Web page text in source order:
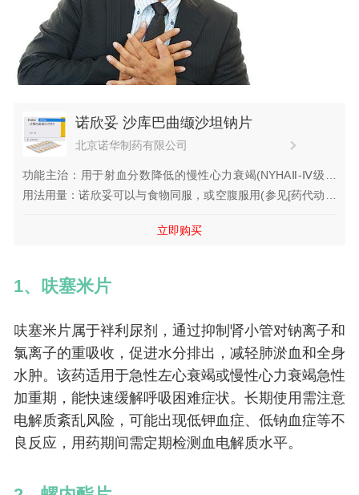
诺欣妥 沙库巴曲缬沙坦钠片
北京诺华制药有限公司
功能主治：用于射血分数降低的慢性心力衰竭(NYHAⅡ-Ⅳ级，
LVEF≤40％)成人患者，降低心血管死亡和心力衰竭住院的风
或血管紧张素Ⅱ受体拮抗剂(ARB)，与其他心力衰竭治疗药物(例
用法用量：诺欣妥可以与食物同服，或空腹服用(参见[药代动力
立即购买
1、呋塞米片
呋塞米片属于袢利尿剂，通过抑制肾小管对钠离子和
氯离子的重吸收，促进水分排出，减轻肺淤血和全身
水肿。该药适用于急性左心衰竭或慢性心力衰竭急性
加重期，能快速缓解呼吸困难症状。长期使用需注意
电解质紊乱风险，可能出现低钾血症、低钠血症等不
良反应，用药期间需定期检测血电解质水平。